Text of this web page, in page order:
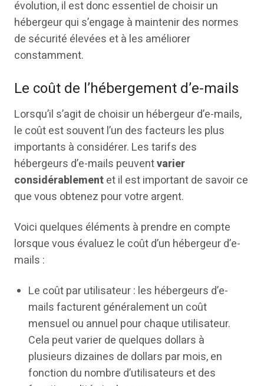
évolution, il est donc essentiel de choisir un
hébergeur qui s’engage à maintenir des normes
de sécurité élevées et à les améliorer
constamment.
Le coût de l’hébergement d’e-mails
Lorsqu’il s’agit de choisir un hébergeur d’e-mails,
le coût est souvent l’un des facteurs les plus
importants à considérer. Les tarifs des
hébergeurs d’e-mails peuventvarier
considérablementet il est important de savoir ce
que vous obtenez pour votre argent.
Voici quelques éléments à prendre en compte
lorsque vous évaluez le coût d’un hébergeur d’e-
mails :
Le coût par utilisateur : les hébergeurs d’e-
mails facturent généralement un coût
mensuel ou annuel pour chaque utilisateur.
Cela peut varier de quelques dollars à
plusieurs dizaines de dollars par mois, en
fonction du nombre d’utilisateurs et des